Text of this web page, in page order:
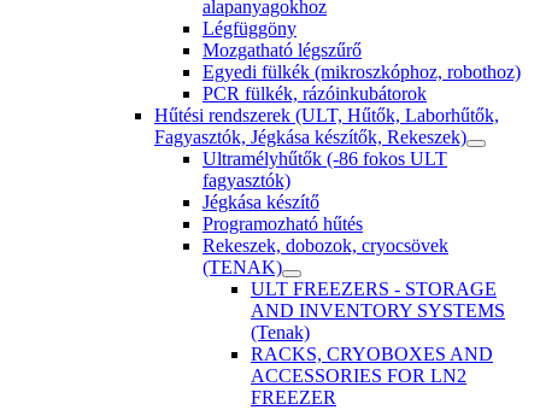
alapanyagokhoz
Légfüggöny
Mozgatható légszűrő
Egyedi fülkék (mikroszkóphoz, robothoz)
PCR fülkék, rázóinkubátorok
Hűtési rendszerek (ULT, Hűtők, Laborhűtők,
Fagyasztók, Jégkása készítők, Rekeszek)
Ultramélyhűtők (-86 fokos ULT
fagyasztók)
Jégkása készítő
Programozható hűtés
Rekeszek, dobozok, cryocsövek
(TENAK)
ULT FREEZERS - STORAGE
AND INVENTORY SYSTEMS
(Tenak)
RACKS, CRYOBOXES AND
ACCESSORIES FOR LN2
FREEZER